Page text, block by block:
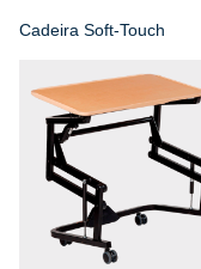
Cadeira Soft-Touch